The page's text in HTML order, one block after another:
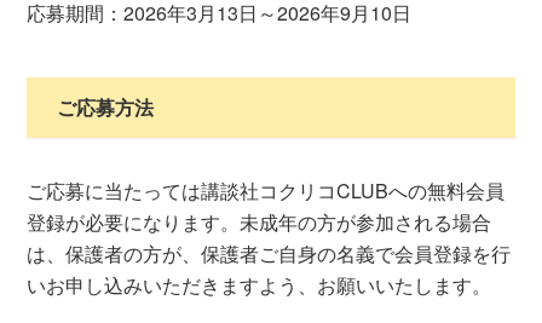
応募期間：2026年3月13日～2026年9月10日
ご応募方法
ご応募に当たっては講談社コクリコCLUBへの無料会員
登録が必要になります。未成年の⽅が参加される場合
は、保護者の⽅が、保護者ご自身の名義で会員登録を⾏
いお申し込みいただきますよう、お願いいたします。